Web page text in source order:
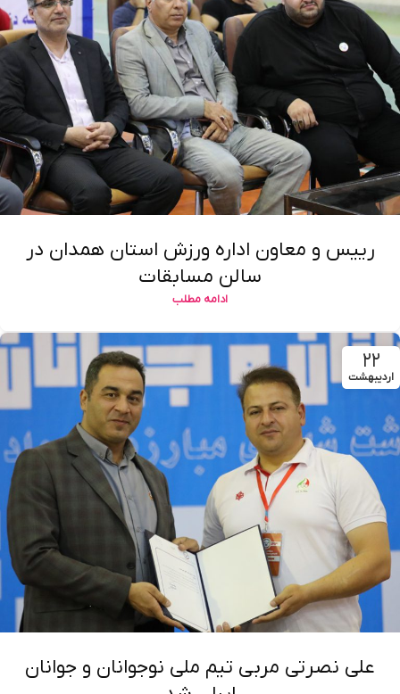
رییس و معاون اداره ورزش استان همدان در
سالن مسابقات
ادامه مطلب
۲۲
اردیبهشت
علی نصرتی مربی تیم ملی نوجوانان و جوانان